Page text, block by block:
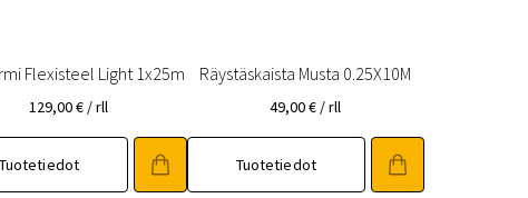
Flexisteel Light 1x25m
129,00€ / rll
Tuotetiedot
Räystäskaista Musta 0.25X10M
49,00€ / rll
Tuotetiedot